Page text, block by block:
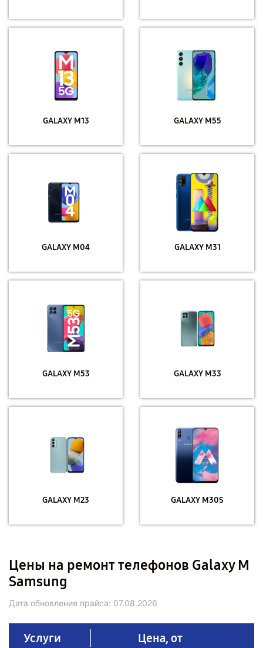
GALAXY M13 GALAXY M55
GALAXY M04 GALAXY M31
GALAXY M53 GALAXY M33
GALAXY M23 GALAXY M30S
Цены на ремонт телефонов Galaxy M
Samsung
Дата обновления прайса: 07.08.2026
Услуги Цена, от